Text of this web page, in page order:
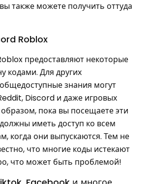
также можете получить оттуда
Roblox
предоставляют некоторые
кодами. Для других
знания могут
Discord и даже игровых
пока вы посещаете эти
иметь доступ ко всем
когда они выпускаются. Тем не
что многие коды истекают
что может быть проблемой!